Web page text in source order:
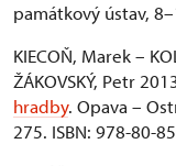
památkový ústav,
KIECOŇ, Marek –
ŽÁKOVSKÝ, Petr
hradby. Opava –
275. ISBN: 978-80-